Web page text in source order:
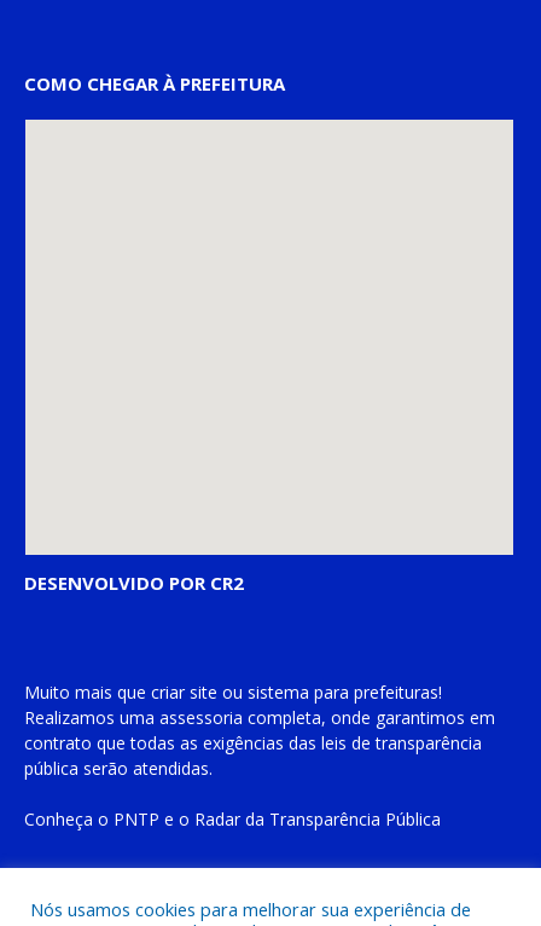
COMO CHEGAR À PREFEITURA
DESENVOLVIDO POR CR2
Muito mais que criar site ou sistema para prefeituras!
Realizamos uma assessoria completa, onde garantimos em
contrato que todas as exigências das leis de transparência
pública serão atendidas.
Conheça o PNTP e o Radar da Transparência Pública
Nós usamos cookies para melhorar sua experiência de